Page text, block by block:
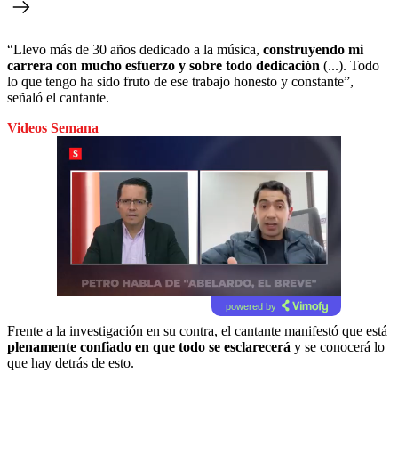
“Llevo más de 30 años dedicado a la música, construyendo mi
carrera con mucho esfuerzo y sobre todo dedicación (...). Todo
lo que tengo ha sido fruto de ese trabajo honesto y constante”,
señaló el cantante.
Videos Semana
powered by
Frente a la investigación en su contra, el cantante manifestó que está
plenamente confiado en que todo se esclarecerá y se conocerá lo
que hay detrás de esto.